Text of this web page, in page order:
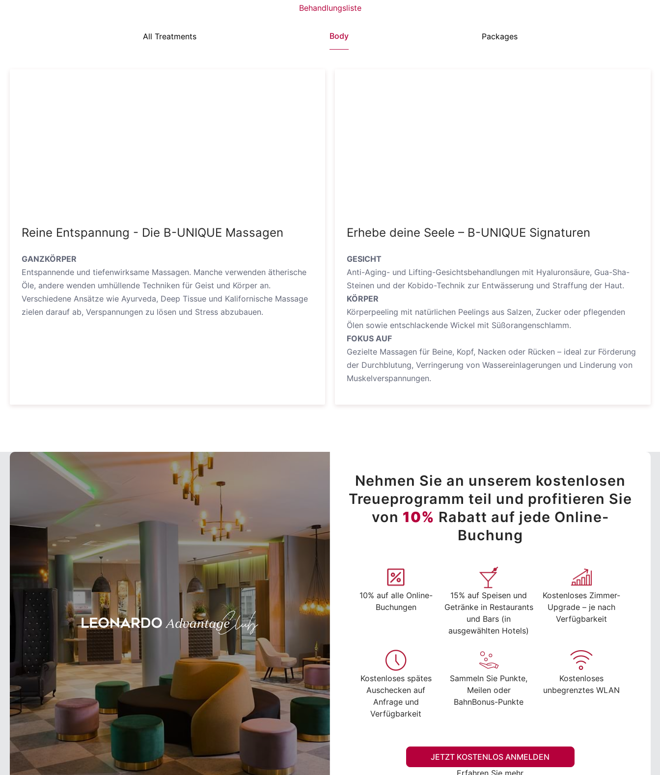
Behandlungsliste
All Treatments Body Packages
Reine Entspannung - Die B-UNIQUE Massagen
GANZKÖRPER
Entspannende und tiefenwirksame Massagen. Manche verwenden ätherische
Öle, andere wenden umhüllende Techniken für Geist und Körper an.
Verschiedene Ansätze wie Ayurveda, Deep Tissue und Kalifornische Massage
zielen darauf ab, Verspannungen zu lösen und Stress abzubauen.
Erhebe deine Seele – B-UNIQUE Signaturen
GESICHT
Anti-Aging- und Lifting-Gesichtsbehandlungen mit Hyaluronsäure, Gua-Sha-
Steinen und der Kobido-Technik zur Entwässerung und Straffung der Haut.
KÖRPER
Körperpeeling mit natürlichen Peelings aus Salzen, Zucker oder pflegenden
Ölen sowie entschlackende Wickel mit Süßorangenschlamm.
FOKUS AUF
Gezielte Massagen für Beine, Kopf, Nacken oder Rücken – ideal zur Förderung
der Durchblutung, Verringerung von Wassereinlagerungen und Linderung von
Muskelverspannungen.
Nehmen Sie an unserem kostenlosen
Treueprogramm teil und profitieren Sie
von 10% Rabatt auf jede Online-
Buchung
10% auf alle Online-
Buchungen
15% auf Speisen und
Getränke in Restaurants
und Bars (in
ausgewählten Hotels)
Kostenloses Zimmer-
Upgrade – je nach
Verfügbarkeit
Kostenloses spätes
Auschecken auf
Anfrage und
Verfügbarkeit
Sammeln Sie Punkte,
Meilen oder
BahnBonus-Punkte
Kostenloses
unbegrenztes WLAN
JETZT KOSTENLOS ANMELDEN
Erfahren Sie mehr